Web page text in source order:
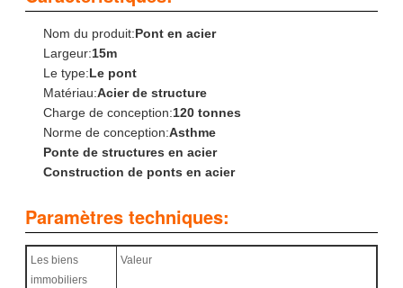
Nom du produit:Pont en acier
Largeur:15m
Le type:Le pont
Matériau:Acier de structure
Charge de conception:120 tonnes
Norme de conception:Asthme
Ponte de structures en acier
Construction de ponts en acier
Paramètres techniques:
Les biens
immobiliers
Valeur